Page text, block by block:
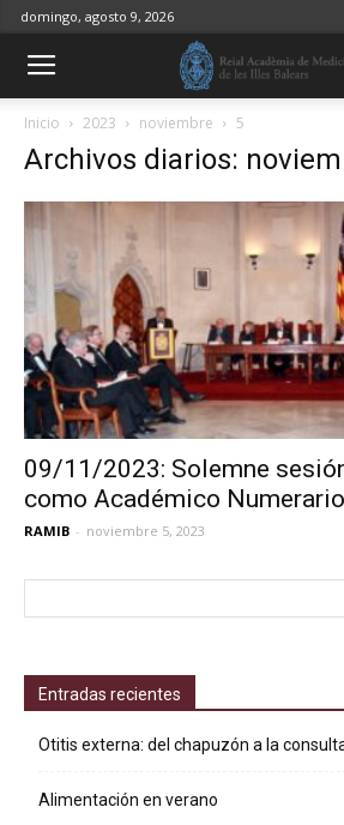
domingo, agosto 9, 2026
Inicio 2023 noviembre 5
Archivos diarios:
09/11/2023: Solemne
como Académico
RAMIB - noviembre 5, 2023
Entradas recientes
Otitis externa: del chapuzón a la
Alimentación en verano